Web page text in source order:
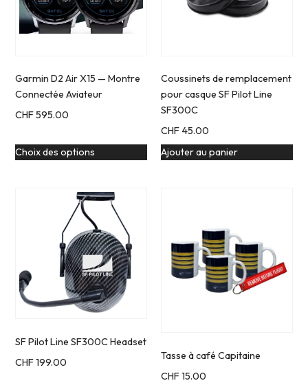
Garmin D2 Air X15 — Montre
Connectée Aviateur
CHF595.00
Choix des options
Coussinets de remplacement
pour casque SF Pilot Line
SF300C
CHF45.00
Ajouter au panier
SF Pilot Line SF300C Headset
CHF199.00
Tasse à café Capitaine
CHF15.00